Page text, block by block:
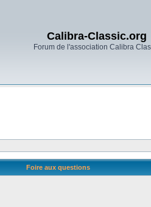
Calibra-Classic.org
Forum de l'association Calibra
Foire aux questions